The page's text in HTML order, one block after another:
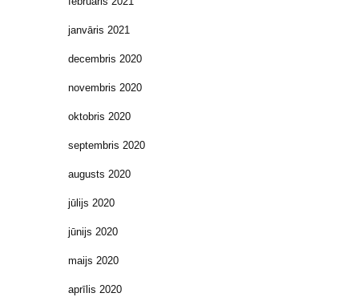
janvāris 2021
decembris 2020
novembris 2020
oktobris 2020
septembris 2020
augusts 2020
jūlijs 2020
jūnijs 2020
maijs 2020
aprīlis 2020